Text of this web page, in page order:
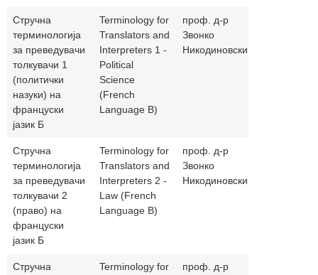
Стручна
терминологија
за преведувачи
толкувачи 1
(политички
назуки) на
француски
јазик Б
Terminology for
Translators and
Interpreters 1 -
Political
Science
(French
Language B)
проф. д-р
Звонко
Никодиновски
Стручна
терминологија
за преведувачи
толкувачи 2
(право) на
француски
јазик Б
Terminology for
Translators and
Interpreters 2 -
Law (French
Language B)
проф. д-р
Звонко
Никодиновски
Стручна
Terminology for
проф. д-р